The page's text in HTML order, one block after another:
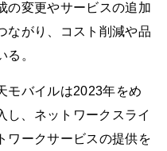
の変更やサービスの追加
ながり、コスト削減や品
。
モバイルは2023年をめ
し、ネットワークスライ
ワークサービスの提供を